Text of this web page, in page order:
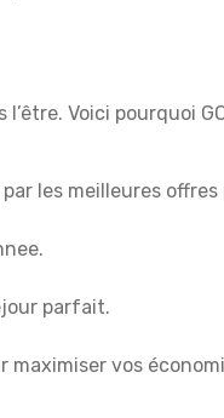
Voici pourquoi
les meilleures
parfait.
maximiser vos